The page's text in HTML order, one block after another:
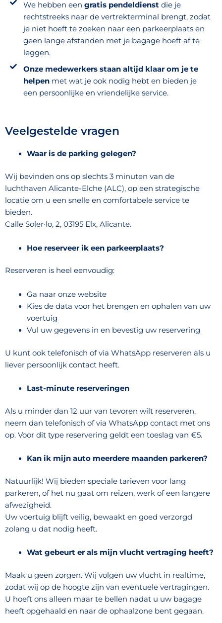
We hebben een gratis pendeldienstdie je
rechtstreeks naar de vertrekterminal brengt, zodat
je niet hoeft te zoeken naar een parkeerplaats en
geen lange afstanden met je bagage hoeft af te
leggen.
Onze medewerkers staan altijd klaar om je te
helpenmet wat je ook nodig hebt en bieden je
een persoonlijke en vriendelijke service.
Veelgestelde vragen
Waar is de parking gelegen?
Wij bevinden ons op slechts 3 minuten van de
luchthaven Alicante-Elche (ALC), op een strategische
locatie om u een snelle en comfortabele service te
bieden.
Calle Soler·lo, 2, 03195 Elx, Alicante.
Hoe reserveer ik een parkeerplaats?
Reserveren is heel eenvoudig:
Ga naar onze website
Kies de data voor het brengen en ophalen van uw
voertuig
Vul uw gegevens in en bevestig uw reservering
U kunt ook telefonisch of via WhatsApp reserveren als u
liever persoonlijk contact heeft.
Last-minute reserveringen
Als u minder dan 12 uur van tevoren wilt reserveren,
neem dan telefonisch of via WhatsApp contact met ons
op. Voor dit type reservering geldt een toeslag van €5.
Kan ik mijn auto meerdere maanden parkeren?
Natuurlijk! Wij bieden speciale tarieven voor lang
parkeren, of het nu gaat om reizen, werk of een langere
afwezigheid.
Uw voertuig blijft veilig, bewaakt en goed verzorgd
zolang u dat nodig heeft.
Wat gebeurt er als mijn vlucht vertraging heeft?
Maak u geen zorgen. Wij volgen uw vlucht in realtime,
zodat wij op de hoogte zijn van eventuele vertragingen.
U hoeft ons alleen maar te bellen nadat u uw bagage
heeft opgehaald en naar de ophaalzone bent gegaan.